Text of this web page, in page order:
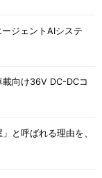
ジェントAIシステ
向け36V DC-DCコ
と呼ばれる理由を、